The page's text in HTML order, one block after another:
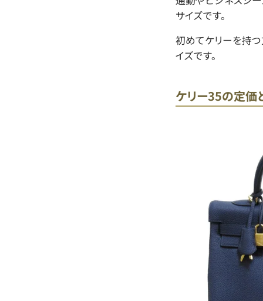
サイズです。
初めてケリーを持
イズです。
ケリー35の定価